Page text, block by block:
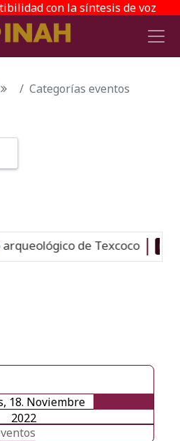
con la síntesis de voz
Categorías eventos
de Texcoco Nuevo
18. Noviembre
2022